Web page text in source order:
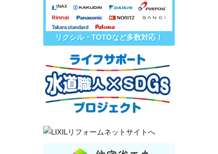
リクシル・TOTOなど多数対応！